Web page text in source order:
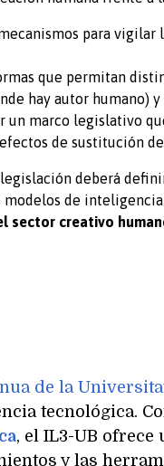
para vigilar
que permitan
hay autor humano)
un marco legislativo
de sustitución
deberá
de
sector creativo
de la
tecnológica.
, el IL3-UB ofrece
y las